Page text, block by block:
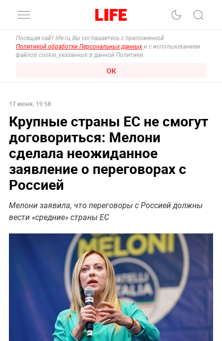
Посещая сайт life.ru, Вы соглашаетесь с приложенной
Политикой обработки Персональных данных и с использованием
файлов cookie, указанных в данной Политике.
ОК
17 июня, 19:58
Крупные страны ЕС не смогут
договориться: Мелони
сделала неожиданное
заявление о переговорах с
Россией
Мелони заявила, что переговоры с Россией должны
вести «средние» страны ЕС